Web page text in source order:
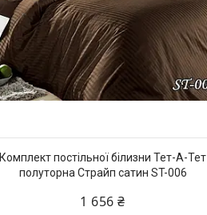
Комплект постільної білизни Тет-А-Тет
полуторна Страйп сатин ST-006
1 656 ₴